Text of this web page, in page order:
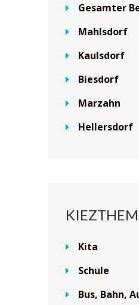
Gesamter
Mahlsdorf
Kaulsdorf
Biesdorf
Marzahn
Hellersdorf
Kita
Schule
Bus, Bahn,